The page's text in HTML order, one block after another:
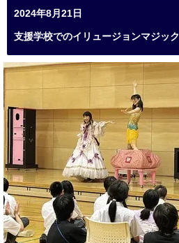
2024年8月21日
支援学校でのイリュージョンマジック